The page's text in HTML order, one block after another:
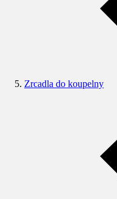
Zrcadla do koupelny